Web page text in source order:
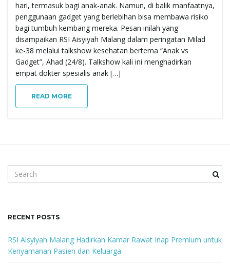
i
hari, termasuk bagi anak-anak. Namun, di balik manfaatnya,
penggunaan gadget yang berlebihan bisa membawa risiko
bagi tumbuh kembang mereka. Pesan inilah yang
disampaikan RSI Aisyiyah Malang dalam peringatan Milad
ke-38 melalui talkshow kesehatan bertema “Anak vs
Gadget”, Ahad (24/8). Talkshow kali ini menghadirkan
empat dokter spesialis anak […]
READ MORE
e
c
k
e
y
RECENT POSTS
RSI Aisyiyah Malang Hadirkan Kamar Rawat Inap Premium untuk
Kenyamanan Pasien dan Keluarga